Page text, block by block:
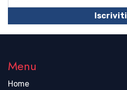
Iscriviti
Menu
Home